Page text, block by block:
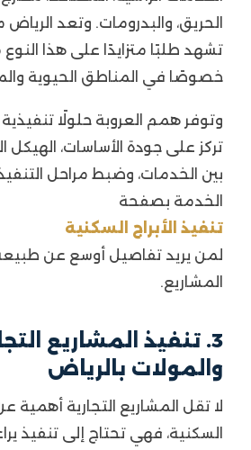
الحريق، والبدرومات. وتعد
تشهد طلبًا متزايدًا على هذا النوع
خصوصًا في المناطق الحيوية
وتوفر همم العروبة حلولًا تنفيذية
تركز على جودة الأساسات، الهيكل
بين الخدمات، وضبط مراحل
الخدمة بصفحة
تنفيذ الأبراج السكنية
لمن يريد تفاصيل أوسع عن
المشاريع.
3. تنفيذ المشاريع
والمولات بالرياض
لا تقل المشاريع التجارية أهمية
السكنية، فهي تحتاج إلى تنفيذ